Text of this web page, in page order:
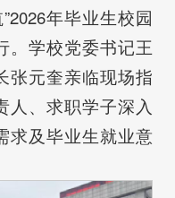
年毕业生校园
。学校党委书记王
张元奎亲临现场指
人、求职学子深入
求及毕业生就业意